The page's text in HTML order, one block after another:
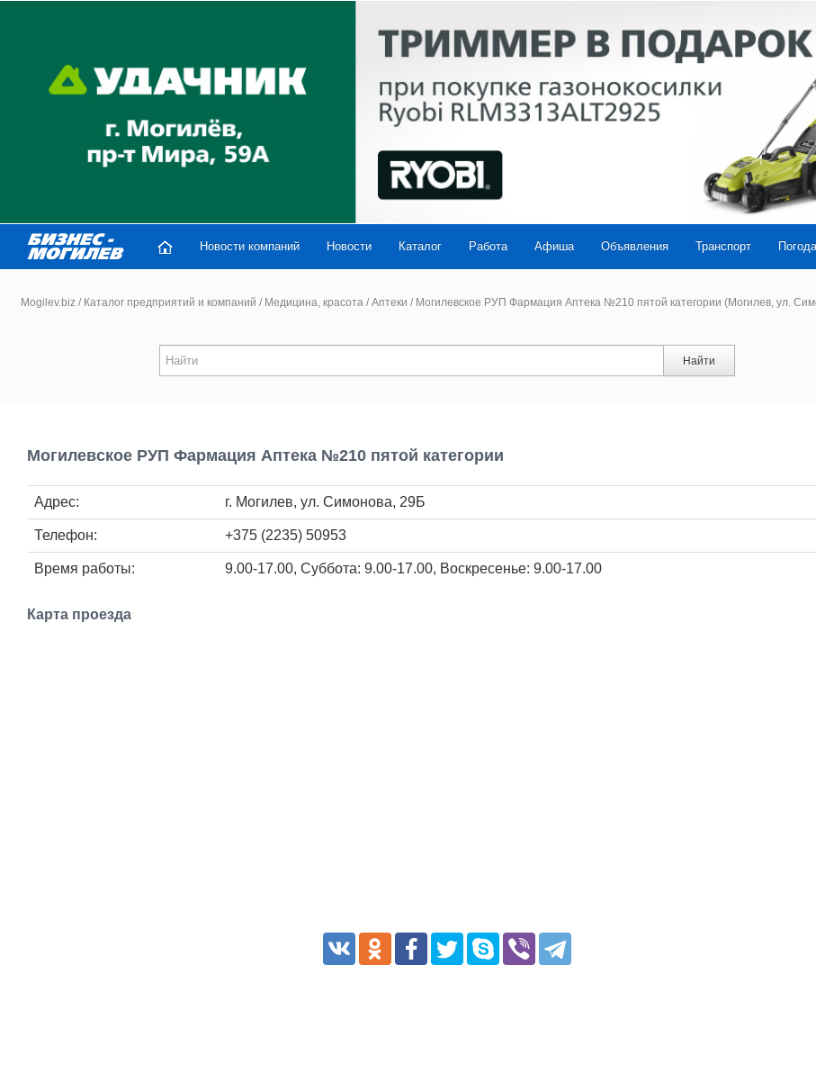
Новости компаний Новости Каталог Работа Афиша Объявления Транспорт Погода
Mogilev.biz / Каталог предприятий и компаний / Медицина, красота / Аптеки /Могилевское РУП Фармация Аптека №210 пятой категории (Могилев, ул.
Найти
Могилевское РУП Фармация Аптека №210 пятой категории
Адрес: г. Могилев, ул. Симонова, 29Б
Телефон: +375 (2235) 50953
Время работы: 9.00-17.00, Суббота: 9.00-17.00, Воскресенье: 9.00-17.00
Карта проезда